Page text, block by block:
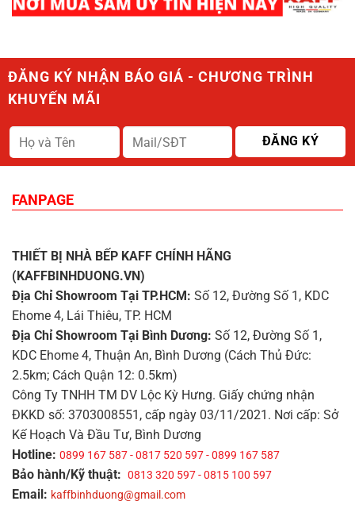
ĐĂNG KÝ NHẬN BÁO GIÁ - CHƯƠNG TRÌNH
KHUYẾN MÃI
FANPAGE
THIẾT BỊ NHÀ BẾP KAFF CHÍNH HÃNG
(KAFFBINHDUONG.VN)
Địa Chỉ Showroom Tại TP.HCM: Số 12, Đường Số 1, KDC
Ehome 4, Lái Thiêu, TP. HCM
Địa Chỉ Showroom Tại Bình Dương: Số 12, Đường Số 1,
KDC Ehome 4, Thuận An, Bình Dương (Cách Thủ Đức:
2.5km; Cách Quận 12: 0.5km)
Công Ty TNHH TM DV Lộc Kỳ Hưng. Giấy chứng nhận
ĐKKD số: 3703008551, cấp ngày 03/11/2021. Nơi cấp: Sở
Kế Hoạch Và Đầu Tư, Bình Dương
Hotline: 0899 167 587 - 0817 520 597 - 0899 167 587
Bảo hành/Kỹ thuật: 0813 320 597 - 0815 100 597
Email: kaffbinhduong@gmail.com